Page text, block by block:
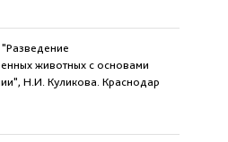
животных с основами
Н.И. Куликова. Краснодар